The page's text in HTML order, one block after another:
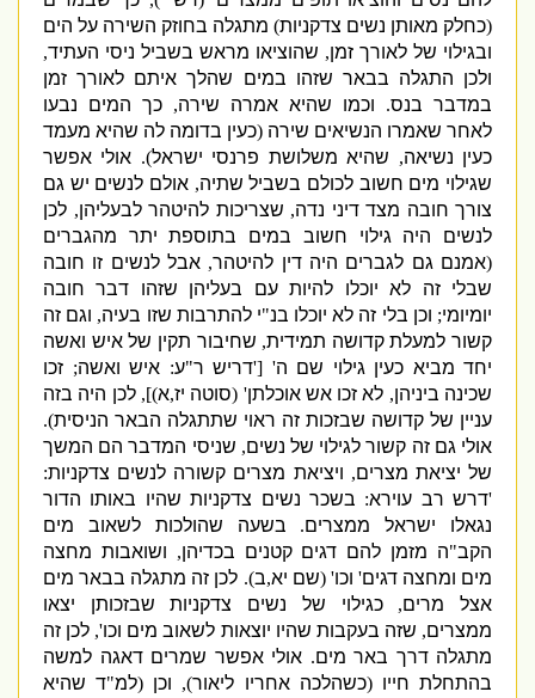
(כחלק מאותן נשים צדקניות) מתגלה בחוזק השירה על הים
ובגילוי של לאורך זמן, שהוציאו מראש בשביל ניסי העתיד,
ולכן התגלה בבאר שזהו במים שהלך איתם לאורך זמן
במדבר בנס. וכמו שהיא אמרה שירה, כך המים נבעו
לאחר שאמרו הנשיאים שירה (כעין בדומה לה שהיא מעמד
כעין נשיאה, שהיא משלושת פרנסי ישראל). אולי אפשר
שגילוי מים חשוב לכולם בשביל שתיה, אולם לנשים יש גם
צורך חובה מצד דיני נדה, שצריכות להיטהר לבעליהן, לכן
לנשים היה גילוי חשוב במים בתוספת יתר מהגברים
(אמנם גם לגברים היה דין להיטהר, אבל לנשים זו חובה
שבלי זה לא יוכלו להיות עם בעליהן שזהו דבר חובה
יומיומי; וכן בלי זה לא יוכלו בנ"י להתרבות שזו בעיה, וגם זה
קשור למעלת קדושה תמידית, שחיבור תקין של איש ואשה
יחד מביא כעין גילוי שם ה' ['דריש ר"ע: איש ואשה; זכו
שכינה ביניהן, לא זכו אש אוכלתן' (סוטה יז,א)],לכן היה בזה
עניין של קדושה שבזכות זה ראוי שתתגלה הבאר הניסית).
אולי גם זה קשור לגילוי של נשים, שניסי המדבר הם המשך
של יציאת מצרים, ויציאת מצרים קשורה לנשים צדקניות:
'דרש רב עוירא: בשכר נשים צדקניות שהיו באותו הדור
נגאלו ישראל ממצרים. בשעה שהולכות לשאוב מים
הקב"ה מזמן להם דגים קטנים בכדיהן, ושואבות מחצה
מים ומחצה דגים' וכו' (שם יא,ב). לכן זה מתגלה בבאר מים
אצל מרים,כגילוי של נשים צדקניות שבזכותן יצאו
ממצרים, שזה בעקבות שהיו יוצאות לשאוב מים וכו', לכן זה
מתגלה דרך באר מים. אולי אפשר שמרים דאגה למשה
בהתחלת חייו(כשהלכה אחריו ליאור), וכן (למ"ד שהיא